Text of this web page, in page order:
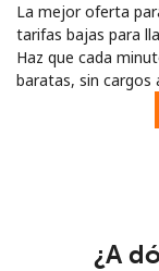
La mejor oferta
tarifas bajas para
Haz que cada
baratas, sin cargos
¿A